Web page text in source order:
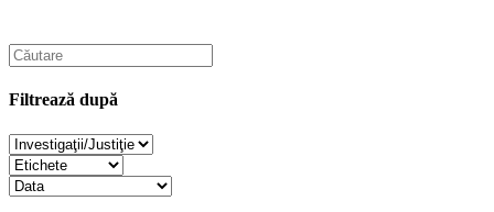
Filtrează după